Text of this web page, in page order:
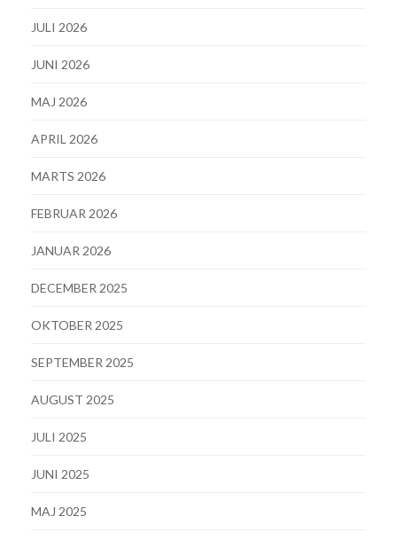
JULI 2026
JUNI 2026
MAJ 2026
APRIL 2026
MARTS 2026
FEBRUAR 2026
JANUAR 2026
DECEMBER 2025
OKTOBER 2025
SEPTEMBER 2025
AUGUST 2025
JULI 2025
JUNI 2025
MAJ 2025